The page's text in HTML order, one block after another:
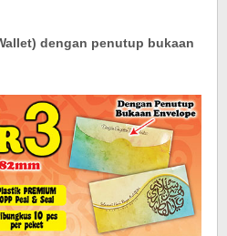
dengan penutup bukaan